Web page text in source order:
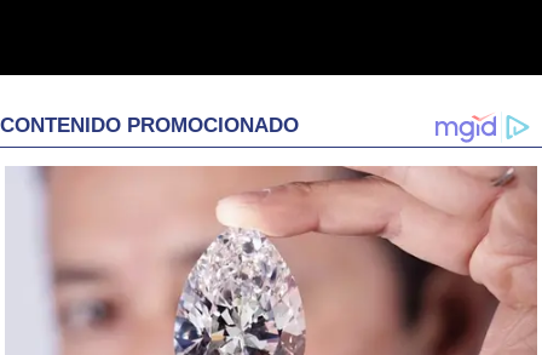
CONTENIDO PROMOCIONADO